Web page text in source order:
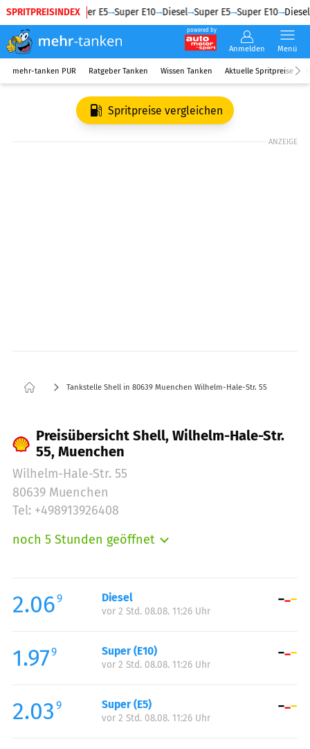
SPRITPREISINDEX
Diesel Super E5 Super E10 Diesel Super E5 Super E10 Diesel
powered by
Anmelden Menü
mehr-tanken PUR Ratgeber Tanken Wissen Tanken Aktuelle Spritpreise
Spritpreise vergleichen
ANZEIGE
Tankstelle Shell in 80639 Muenchen Wilhelm-Hale-Str. 55
Preisübersicht Shell, Wilhelm-Hale-Str.
55, Muenchen
Wilhelm-Hale-Str. 55
80639 Muenchen
Tel: +498913926408
noch 5 Stunden geöffnet
Mittwoch:
06:00-22:00
Donnerstag:
Samstag:
06:00-22:00
Sonntag:
2.069 Diesel
vor 2 Std. 08.08. 11:26 Uhr
1.979 Super (E10)
vor 2 Std. 08.08. 11:26 Uhr
2.03 9 Super (E5)
vor 2 Std. 08.08. 11:26 Uhr